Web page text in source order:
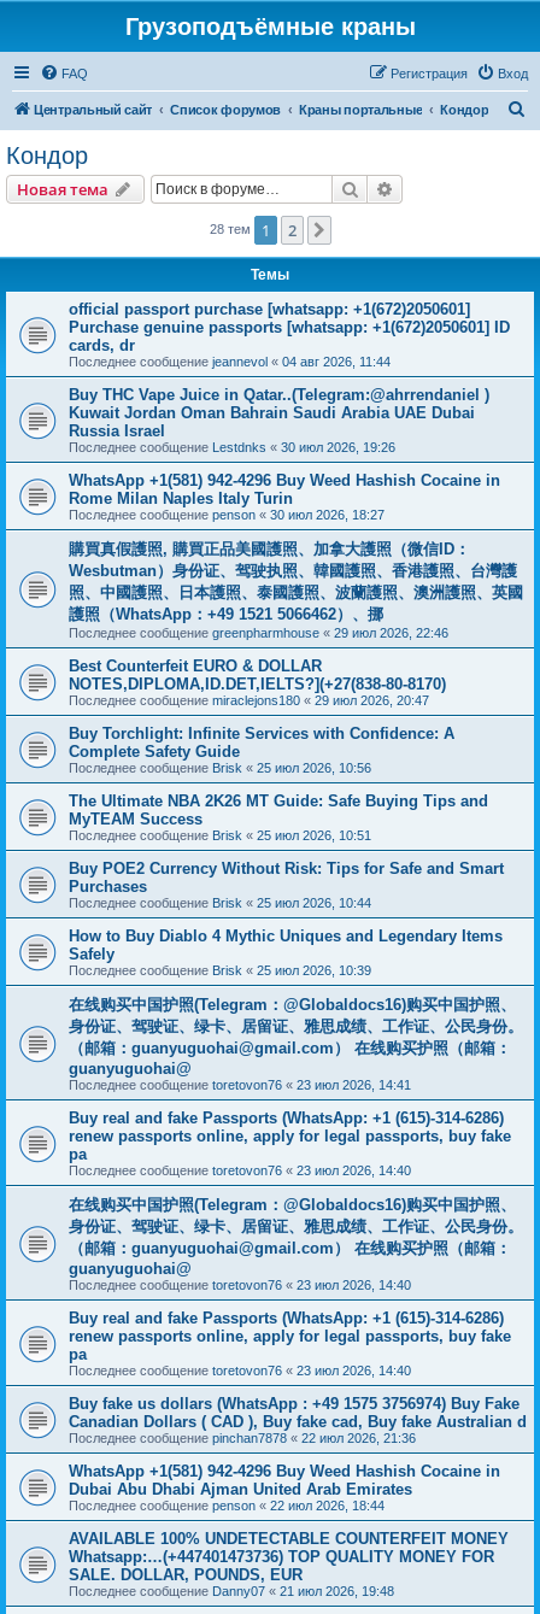
Грузоподъёмные краны
FAQ Вход
Регистрация
Центральный сайт Список форумов Краны портальные Кондор
Кондор
Новая тема Поиск
28 тем 1 2
Темы
official passport purchase [whatsapp: +1(672)2050601]
Purchase genuine passports [whatsapp: +1(672)2050601] ID
cards, dr
Последнее сообщение jeannevol « 04 авг 2026, 11:44
Buy THC Vape Juice in Qatar..(Telegram:@ahrrendaniel )
Kuwait Jordan Oman Bahrain Saudi Arabia UAE Dubai
Russia Israel
Последнее сообщение Lestdnks « 30 июл 2026, 19:26
WhatsApp +1(581) 942-4296 Buy Weed Hashish Cocaine in
Rome Milan Naples Italy Turin
Последнее сообщение penson « 30 июл 2026, 18:27
購買真假護照, 購買正品美國護照、加拿大護照（微信ID：
Wesbutman）身份证、驾驶执照、韓國護照、香港護照、台灣護
照、中國護照、日本護照、泰國護照、波蘭護照、澳洲護照、英國
護照（WhatsApp：+49 1521 5066462）、挪
Последнее сообщение greenpharmhouse « 29 июл 2026, 22:46
Best Counterfeit EURO & DOLLAR
NOTES,DIPLOMA,ID.DET,IELTS?](+27(838-80-8170)
Последнее сообщение miraclejons180 « 29 июл 2026, 20:47
Buy Torchlight: Infinite Services with Confidence: A
Complete Safety Guide
Последнее сообщение Brisk « 25 июл 2026, 10:56
The Ultimate NBA 2K26 MT Guide: Safe Buying Tips and
MyTEAM Success
Последнее сообщение Brisk « 25 июл 2026, 10:51
Buy POE2 Currency Without Risk: Tips for Safe and Smart
Purchases
Последнее сообщение Brisk « 25 июл 2026, 10:44
How to Buy Diablo 4 Mythic Uniques and Legendary Items
Safely
Последнее сообщение Brisk « 25 июл 2026, 10:39
在线购买中国护照(Telegram：@Globaldocs16)购买中国护照、
身份证、驾驶证、绿卡、居留证、雅思成绩、工作证、公民身份。
（邮箱： guanyuguohai@gmail.com ） 在线购买护照（邮箱：
guanyuguohai@
Последнее сообщение toretovon76 « 23 июл 2026, 14:41
Buy real and fake Passports (WhatsApp: +1 (615)-314-6286)
renew passports online, apply for legal passports, buy fake
pa
Последнее сообщение toretovon76 « 23 июл 2026, 14:40
在线购买中国护照(Telegram：@Globaldocs16)购买中国护照、
身份证、驾驶证、绿卡、居留证、雅思成绩、工作证、公民身份。
（邮箱： guanyuguohai@gmail.com ） 在线购买护照（邮箱：
guanyuguohai@
Последнее сообщение toretovon76 « 23 июл 2026, 14:40
Buy real and fake Passports (WhatsApp: +1 (615)-314-6286)
renew passports online, apply for legal passports, buy fake
pa
Последнее сообщение toretovon76 « 23 июл 2026, 14:40
Buy fake us dollars (WhatsApp : +49 1575 3756974) Buy Fake
Canadian Dollars ( CAD ), Buy fake cad, Buy fake Australian d
Последнее сообщение pinchan7878 « 22 июл 2026, 21:36
WhatsApp +1(581) 942-4296 Buy Weed Hashish Cocaine in
Dubai Abu Dhabi Ajman United Arab Emirates
Последнее сообщение penson « 22 июл 2026, 18:44
AVAILABLE 100% UNDETECTABLE COUNTERFEIT MONEY
Whatsapp:…(+447401473736) TOP QUALITY MONEY FOR
SALE. DOLLAR, POUNDS, EUR
Последнее сообщение Danny07 « 21 июл 2026, 19:48